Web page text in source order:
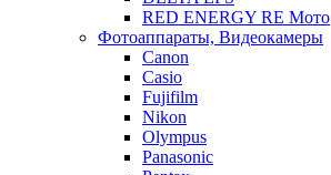
RED ENERGY RE Мото
Фотоаппараты, Видеокамеры
Canon
Casio
Fujifilm
Nikon
Olympus
Panasonic